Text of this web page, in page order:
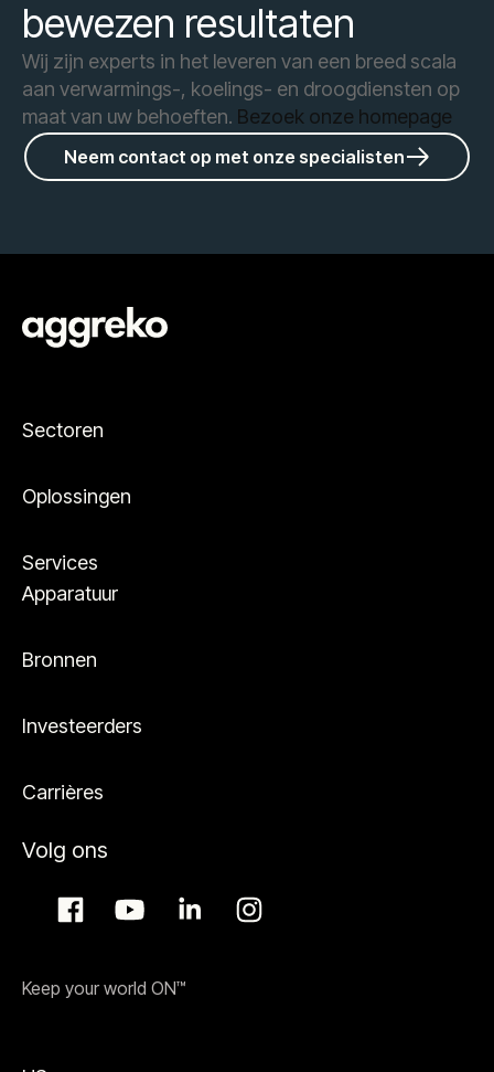
bewezen resultaten
Wij zijn experts in het leveren van een breed scala
aan verwarmings-, koelings- en droogdiensten op
maat van uw behoeften. Bezoek onze homepage
Neem contact op met onze specialisten
Sectoren
Oplossingen
Services
Apparatuur
Bronnen
Investeerders
Carrières
Volg ons
Keep your world ON™